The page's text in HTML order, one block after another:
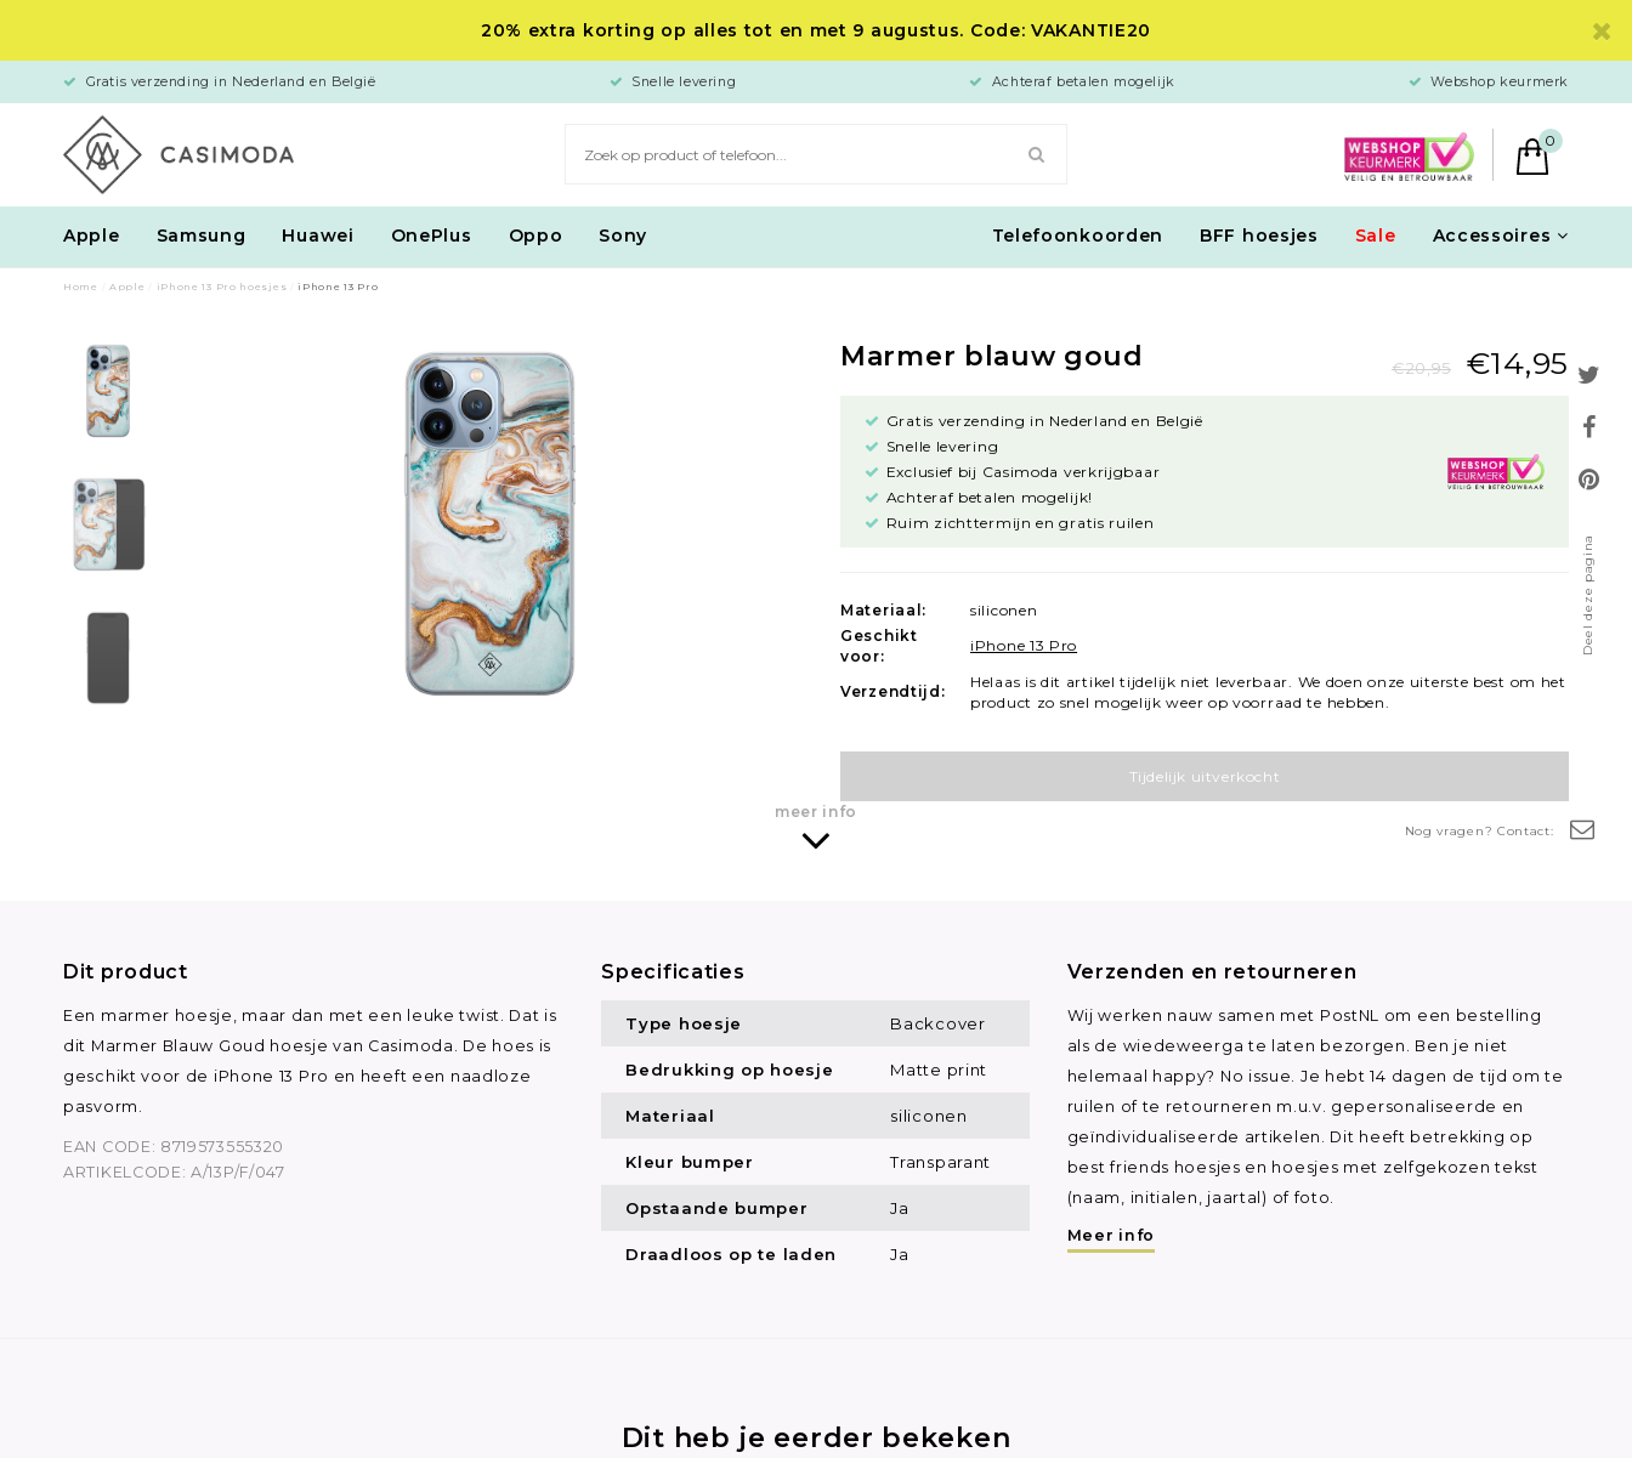
20% extra korting op alles tot en met 9 augustus. Code: VAKANTIE20
Gratis verzending in Nederland en België Snelle levering Achteraf betalen mogelijk Webshop keurmerk
0
Apple Samsung Huawei OnePlus Oppo Sony Telefoonkoorden BFF hoesjes Sale Accessoires
Deel deze pagina
Nog vragen? Contact:
Home Apple iPhone 13 Pro hoesjes /iPhone 13 Pro
Marmer blauw goud €20,95 €14,95
Gratis verzending in Nederland en België
Snelle levering
Exclusief bij Casimoda verkrijgbaar
Achteraf betalen mogelijk!
Ruim zichttermijn en gratis ruilen
Materiaal:
siliconen
Geschikt
voor:
iPhone 13 Pro
Verzendtijd:
Helaas is dit artikel tijdelijk niet leverbaar. We doen onze uiterste best om het
product zo snel mogelijk weer op voorraad te hebben.
Tijdelijk uitverkocht
meer info
Dit product
Een marmer hoesje, maar dan met een leuke twist. Dat is
dit Marmer Blauw Goud hoesje van Casimoda. De hoes is
geschikt voor de iPhone 13 Pro en heeft een naadloze
pasvorm.
EAN CODE: 8719573555320
ARTIKELCODE: A/13P/F/047
Specificaties
Type hoesje Backcover
Bedrukking op hoesje Matte print
Materiaal siliconen
Kleur bumper Transparant
Opstaande bumper Ja
Draadloos op te laden Ja
Verzenden en retourneren
Wij werken nauw samen met PostNL om een bestelling
als de wiedeweerga te laten bezorgen. Ben je niet
helemaal happy? No issue. Je hebt 14 dagen de tijd om te
ruilen of te retourneren m.u.v. gepersonaliseerde en
geïndividualiseerde artikelen. Dit heeft betrekking op
best friends hoesjes en hoesjes met zelfgekozen tekst
(naam, initialen, jaartal) of foto.
Meer info
Dit heb je eerder bekeken